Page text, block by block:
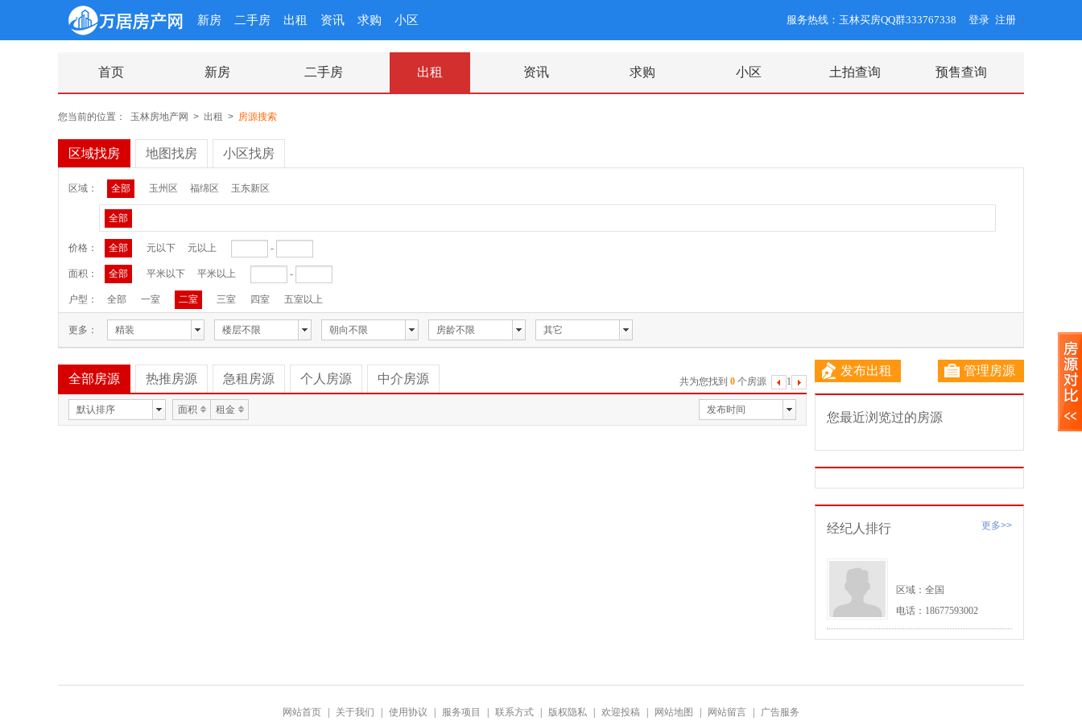
新房 二手房 出租 资讯 求购 小区 服务热线：玉林买房QQ群333767338 登录 /
注册
首页 新房 二手房 出租 资讯 求购 小区 土拍查询 预售查询
您当前的位置： 玉林房地产网 > 出租 > 房源搜索
区域找房 地图找房 小区找房
区域： 全部 玉州区 福绵区 玉东新区
全部
价格： 全部 元以下 元以上 -
面积： 全部 平米以下 平米以上 -
户型： 全部 一室 二室 三室 四室 五室以上
更多： 精装 楼层不限 朝向不限 房龄不限 其它
共为您找到 0 个房源 1
下
页
全部房源 热推房源 急租房源 个人房源 中介房源
发布时间
默认排序 面积 租金
发布出租 管理房源
您最近浏览过的房源
更多>>
经纪人排行
区域：全国
电话：18677593002
网站首页 关于我们 使用协议 服务项目 联系方式 版权隐私 欢迎投稿 网站地图 网站留言 广告服务